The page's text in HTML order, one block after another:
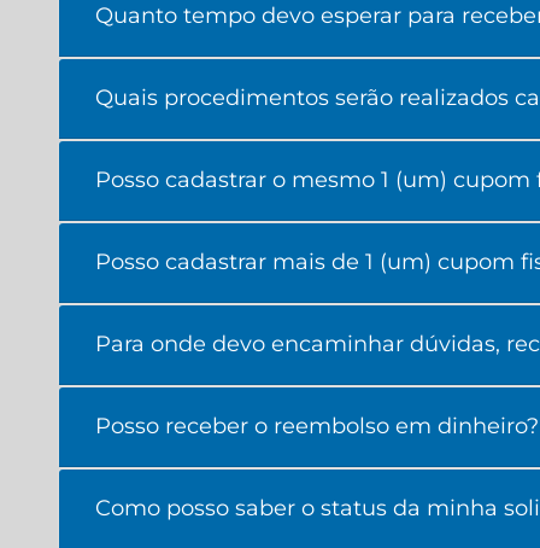
Quanto tempo devo esperar para
Quais procedimentos serão realizados
Posso cadastrar o mesmo 1 (um)
Posso cadastrar mais de 1 (um) cupom
Para onde devo encaminhar dúvidas,
Posso receber o reembolso em dinheiro?
Como posso saber o status da minha